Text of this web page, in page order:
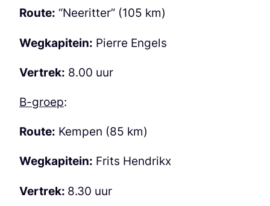
Route: “Neeritter” (105 km)
Wegkapitein: Pierre Engels
Vertrek: 8.00 uur
B-groep:
Route: Kempen (85 km)
Wegkapitein: Frits Hendrikx
Vertrek: 8.30 uur